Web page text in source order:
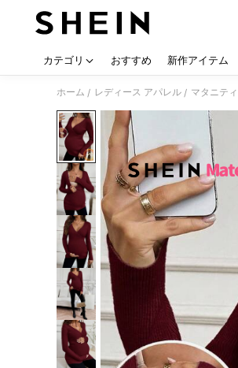
カテゴリ おすすめ 新作アイテム
ホーム / レディース アパレル / マタニテ